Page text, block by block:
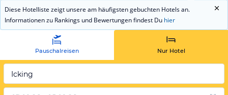
Diese Hotelliste zeigt unsere am häufigsten gebuchten Hotels an.
Informationen zu Rankings und Bewertungen findest Du hier
Pauschalreisen Nur Hotel
Icking